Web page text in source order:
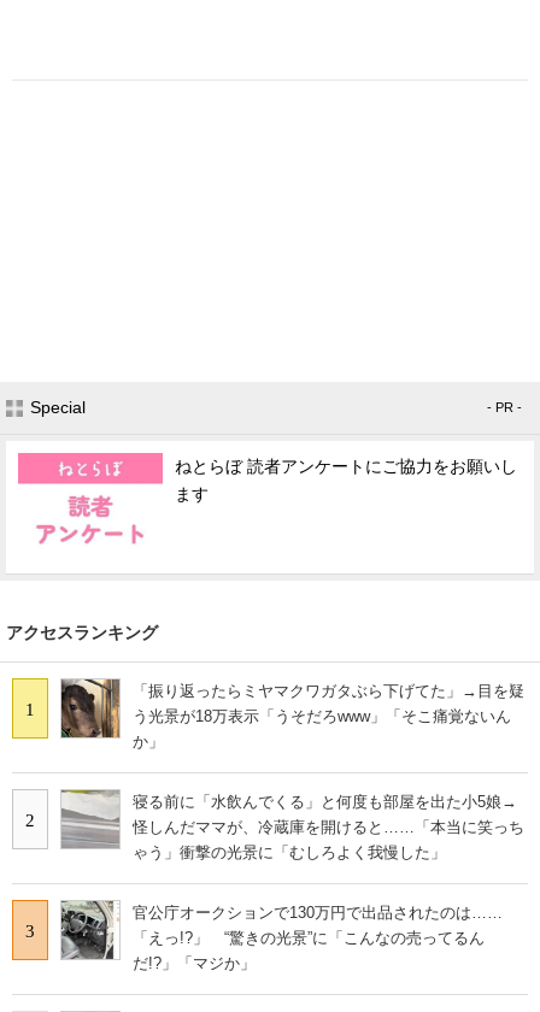
Special - PR -
ねとらぼ 読者アンケートにご協力をお願いし
ます
アクセスランキング
1
「振り返ったらミヤマクワガタぶら下げてた」→目を疑
う光景が18万表示「うそだろwww」「そこ痛覚ないん
か」
2
寝る前に「水飲んでくる」と何度も部屋を出た小5娘→
怪しんだママが、冷蔵庫を開けると……「本当に笑っち
ゃう」衝撃の光景に「むしろよく我慢した」
3
官公庁オークションで130万円で出品されたのは……
「えっ!?」 “驚きの光景”に「こんなの売ってるん
だ!?」「マジか」